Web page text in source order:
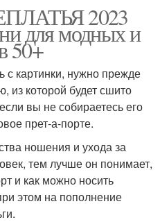
2023
для модных и
50+
с картинки, нужно прежде
из которой будет сшито
вы не собираетесь его
прет-а-порте.
ношения и ухода за
тем лучше он понимает,
и как можно носить
этом на пополнение